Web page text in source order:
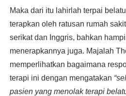
Maka dari itu lahirlah terpai
terapkan oleh ratusan rumah
serikat dan Inggris, bahkan
menerapkannya juga. Majalah
memperlihatkan bagaimana
terapi ini dengan mengatakan
pasien yang menolak terapi